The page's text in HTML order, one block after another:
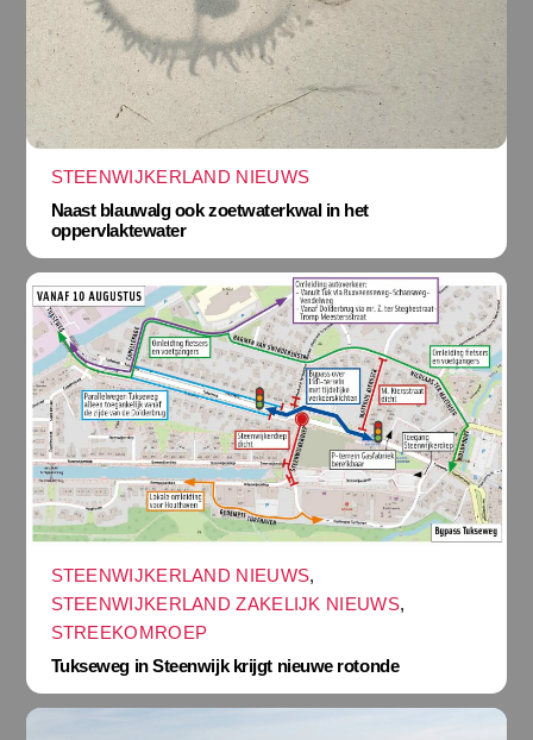
STEENWIJKERLAND NIEUWS
Naast blauwalg ook zoetwaterkwal in het
oppervlaktewater
STEENWIJKERLAND NIEUWS,
STEENWIJKERLAND ZAKELIJK NIEUWS,
STREEKOMROEP
Tukseweg in Steenwijk krijgt nieuwe rotonde